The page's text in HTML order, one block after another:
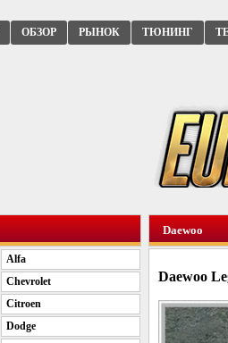
ОБЗОР РЫНОК ТЮНИНГ
Daewoo
Daewoo
Alfa
Chevrolet
Citroen
Dodge